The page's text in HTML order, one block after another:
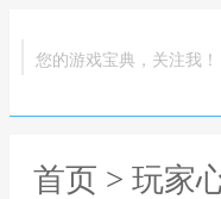
您的游戏宝典，关注我！
首页 > 玩家